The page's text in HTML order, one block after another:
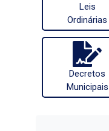
Leis
Ordinárias
Decretos
Municipais